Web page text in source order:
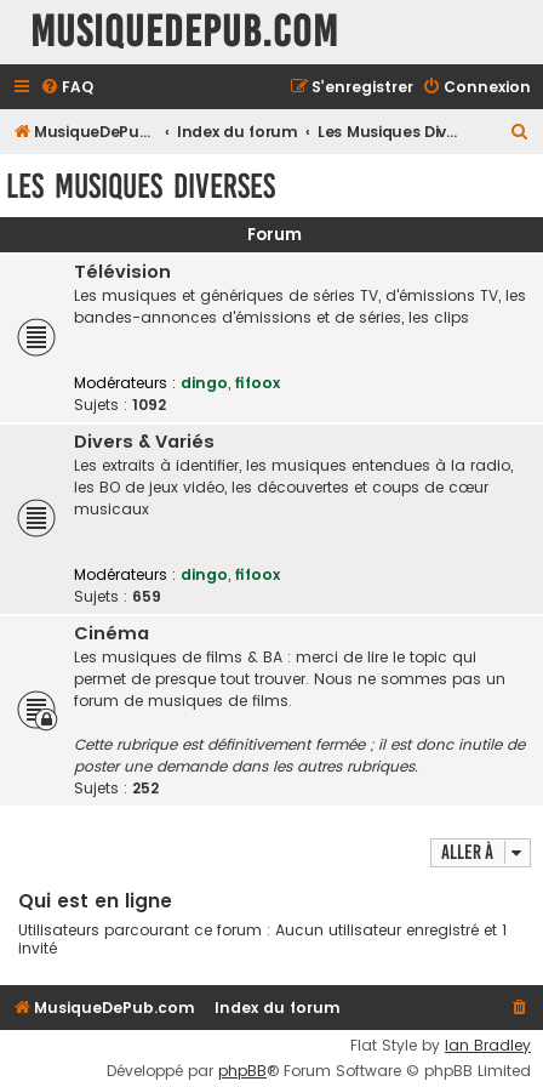
MusiqueDePub.com
FAQ Connexion
S’enregistrer
MusiqueDePub.com Index du forum Les Musiques Diverses
e
Les Musiques Diverses
Forum
Télévision
Les musiques et génériques de séries TV, d'émissions TV, les
bandes-annonces d'émissions et de séries, les clips
Modérateurs : dingo, fifoox
Sujets : 1092
Divers & Variés
Les extraits à identifier, les musiques entendues à la radio,
les BO de jeux vidéo, les découvertes et coups de cœur
musicaux
Modérateurs : dingo, fifoox
Sujets : 659
Cinéma
Les musiques de films & BA : merci de lire le topic qui
permet de presque tout trouver. Nous ne sommes pas un
forum de musiques de films.
Cette rubrique est définitivement fermée ; il est donc inutile de
poster une demande dans les autres rubriques.
Sujets : 252
Aller à
Qui est en ligne
Utilisateurs parcourant ce forum : Aucun utilisateur enregistré et 1
invité
MusiqueDePub.com
Index du forum
Flat Style by Ian Bradley
Développé par phpBB® Forum Software © phpBB Limited